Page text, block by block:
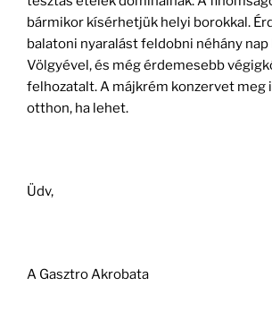
bármikor kísérhetjük helyi borokkal.
balatoni nyaralást feldobni néhány
Völgyével, és még érdemesebb
felhozatalt. A májkrém konzervet meg
otthon, ha lehet.
Üdv,
A Gasztro Akrobata